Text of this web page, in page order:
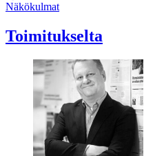
Näkökulmat
Toimitukselta